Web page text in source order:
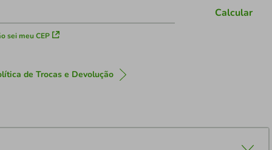
sei meu CEP
Calcular
de Trocas e Devolução